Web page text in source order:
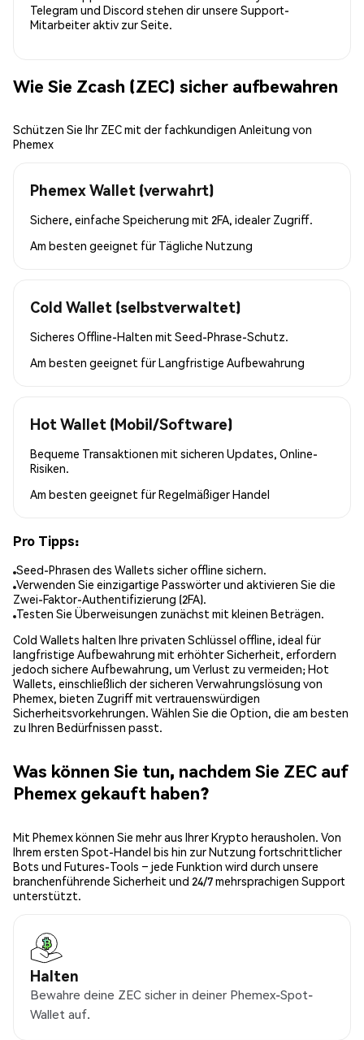
Telegram und Discord stehen dir unsere Support-
Mitarbeiter aktiv zur Seite.
Wie Sie Zcash (ZEC) sicher aufbewahren
Schützen Sie Ihr ZEC mit der fachkundigen Anleitung von
Phemex
Phemex Wallet (verwahrt)
Sichere, einfache Speicherung mit 2FA, idealer Zugriff.
Am besten geeignet für Tägliche Nutzung
Cold Wallet (selbstverwaltet)
Sicheres Offline-Halten mit Seed-Phrase-Schutz.
Am besten geeignet fürLangfristige Aufbewahrung
Hot Wallet (Mobil/Software)
Bequeme Transaktionen mit sicheren Updates, Online-
Risiken.
Am besten geeignet fürRegelmäßiger Handel
Pro Tipps:
Seed-Phrasen des Wallets sicher offline sichern.
Verwenden Sie einzigartige Passwörter und aktivieren Sie die
Zwei-Faktor-Authentifizierung (2FA).
Testen Sie Überweisungen zunächst mit kleinen Beträgen.
Cold Wallets halten Ihre privaten Schlüssel offline, ideal für
langfristige Aufbewahrung mit erhöhter Sicherheit, erfordern
jedoch sichere Aufbewahrung, um Verlust zu vermeiden; Hot
Wallets, einschließlich der sicheren Verwahrungslösung von
Phemex, bieten Zugriff mit vertrauenswürdigen
Sicherheitsvorkehrungen. Wählen Sie die Option, die am besten
zu Ihren Bedürfnissen passt.
Was können Sie tun, nachdem Sie ZEC auf
Phemex gekauft haben?
Mit Phemex können Sie mehr aus Ihrer Krypto herausholen. Von
Ihrem ersten Spot-Handel bis hin zur Nutzung fortschrittlicher
Bots und Futures-Tools – jede Funktion wird durch unsere
branchenführende Sicherheit und 24/7 mehrsprachigen Support
unterstützt.
Halten
Bewahre deine ZEC sicher in deiner Phemex-Spot-
Wallet auf.